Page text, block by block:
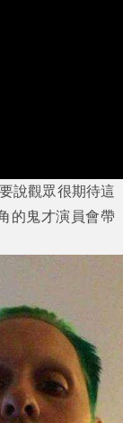
說觀眾很期待這
的鬼才演員會帶